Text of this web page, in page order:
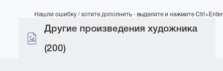
Нашли ошибку / хотите дополнить - выделите и нажмите Ctrl+Enter
Другие произведения художника
(200)